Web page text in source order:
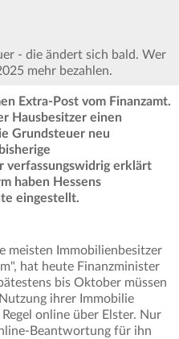
- die ändert sich bald. Wer
mehr bezahlen.
Extra-Post vom Finanzamt.
Hausbesitzer einen
Grundsteuer neu
verfassungswidrig erklärt
haben Hessens
eingestellt.
meisten Immobilienbesitzer
hat heute Finanzminister
bis Oktober müssen
ihrer Immobilie
online über Elster. Nur
Beantwortung für ihn